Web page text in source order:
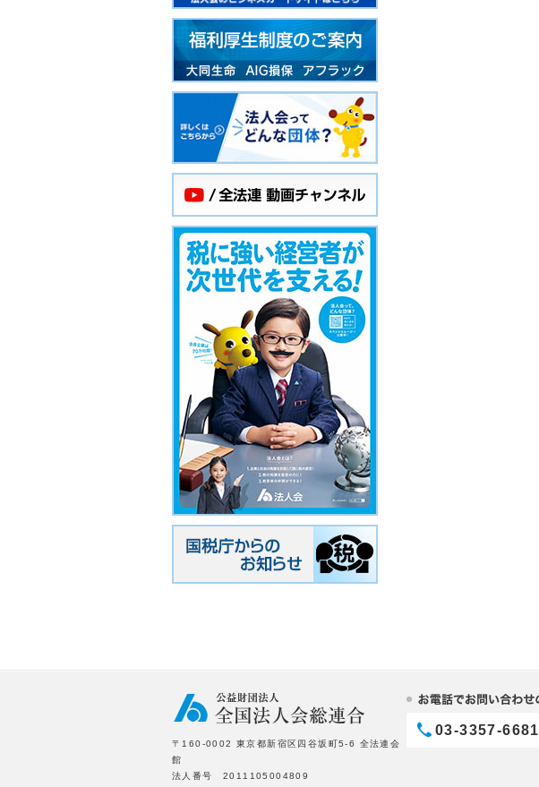
〒160-0002 東京都新宿区四谷坂町5-6 全法連会
館
法人番号 2011105004809
03-3357-6681